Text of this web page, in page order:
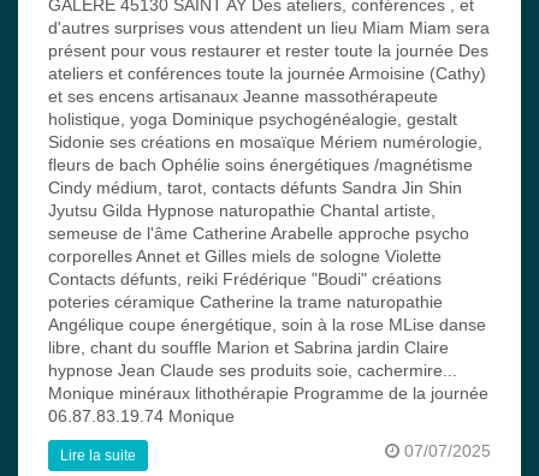
GALERE 45130 SAINT AY Des ateliers, conférences , et
d'autres surprises vous attendent un lieu Miam Miam sera
présent pour vous restaurer et rester toute la journée Des
ateliers et conférences toute la journée Armoisine (Cathy)
et ses encens artisanaux Jeanne massothérapeute
holistique, yoga Dominique psychogénéalogie, gestalt
Sidonie ses créations en mosaïque Mériem numérologie,
fleurs de bach Ophélie soins énergétiques /magnétisme
Cindy médium, tarot, contacts défunts Sandra Jin Shin
Jyutsu Gilda Hypnose naturopathie Chantal artiste,
semeuse de l'âme Catherine Arabelle approche psycho
corporelles Annet et Gilles miels de sologne Violette
Contacts défunts, reiki Frédérique "Boudi" créations
poteries céramique Catherine la trame naturopathie
Angélique coupe énergétique, soin à la rose MLise danse
libre, chant du souffle Marion et Sabrina jardin Claire
hypnose Jean Claude ses produits soie, cachermire...
Monique minéraux lithothérapie Programme de la journée
06.87.83.19.74 Monique
07/07/2025
Lire la suite